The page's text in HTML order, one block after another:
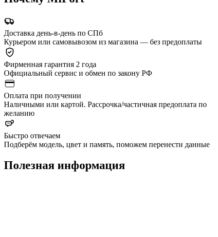
Доставка день-в-день по СПб
Курьером или самовывозом из магазина — без предоплаты
Фирменная гарантия 2 года
Официальный сервис и обмен по закону РФ
Оплата при получении
Наличными или картой. Рассрочка/частичная предоплата по
желанию
Быстро отвечаем
Подберём модель, цвет и память, поможем перенести данные
Полезная информация